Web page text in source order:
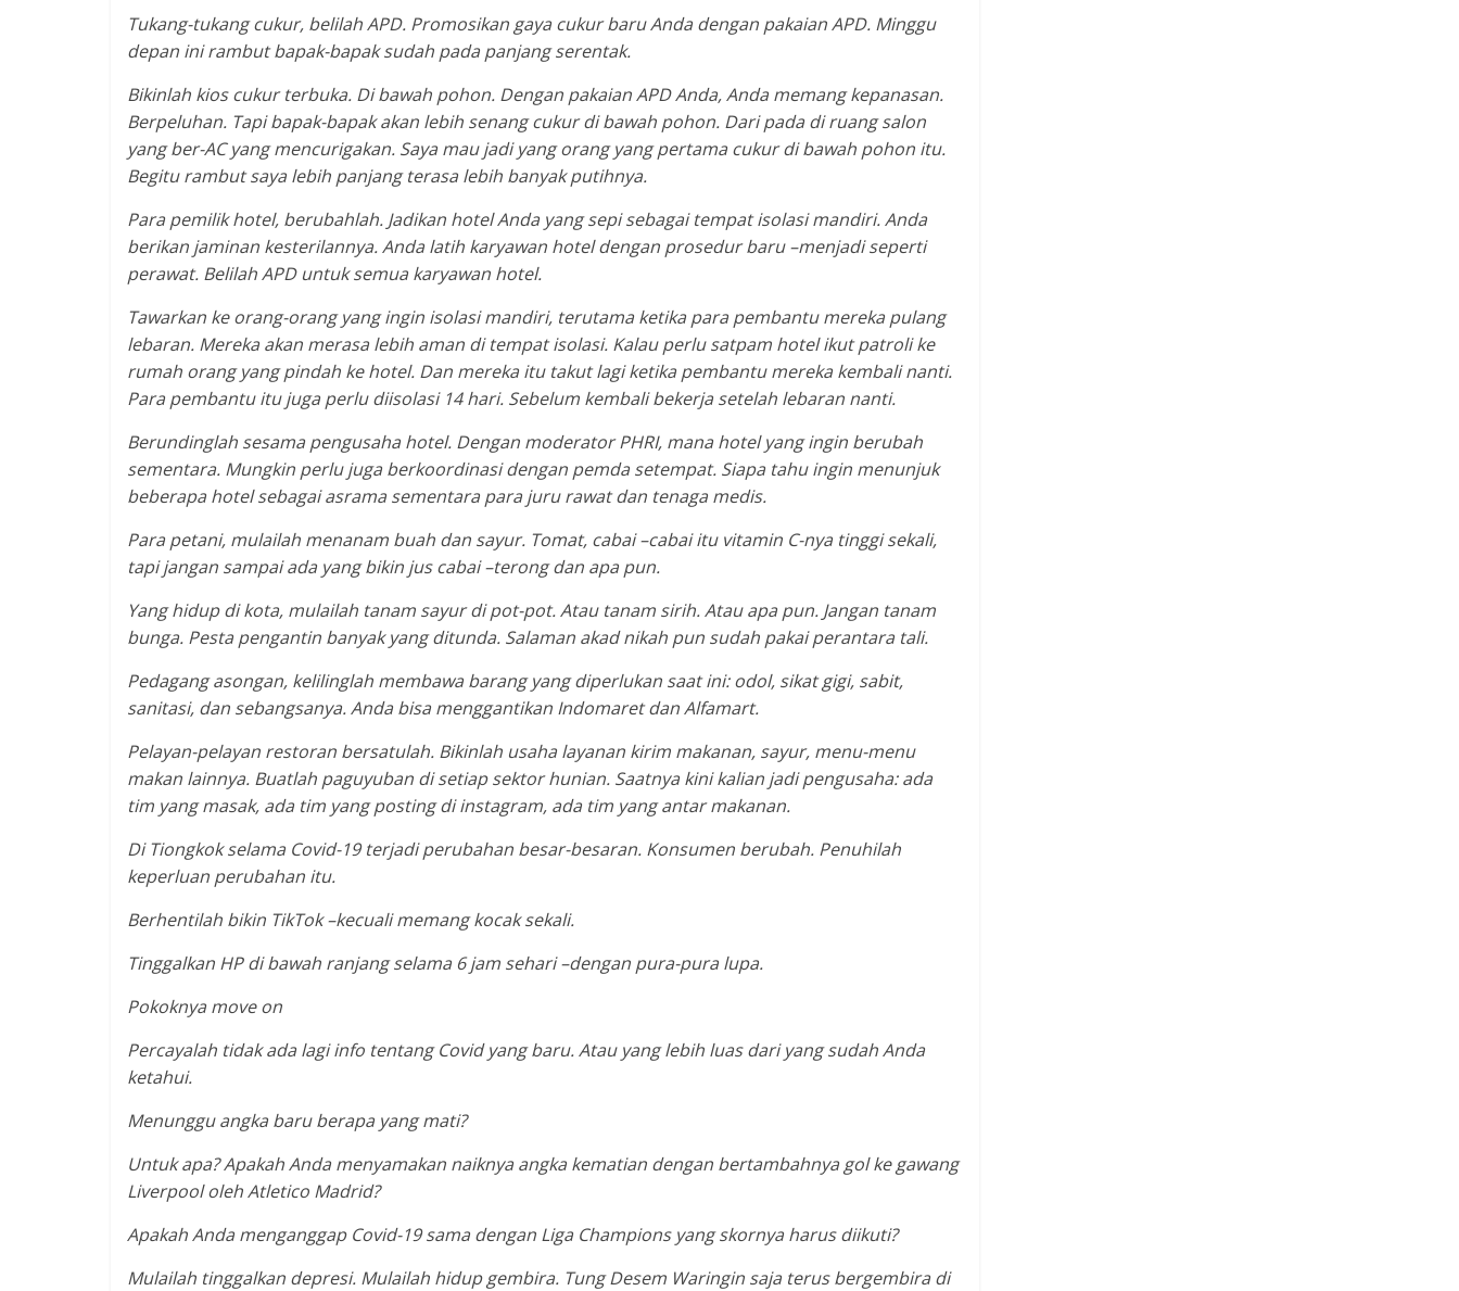
Tukang-tukang cukur, belilah APD. Promosikan gaya cukur baru Anda dengan pakaian APD. Minggu
depan ini rambut bapak-bapak sudah pada panjang serentak.
Bikinlah kios cukur terbuka. Di bawah pohon. Dengan pakaian APD Anda, Anda memang kepanasan.
Berpeluhan. Tapi bapak-bapak akan lebih senang cukur di bawah pohon. Dari pada di ruang salon
yang ber-AC yang mencurigakan. Saya mau jadi yang orang yang pertama cukur di bawah pohon itu.
Begitu rambut saya lebih panjang terasa lebih banyak putihnya.
Para pemilik hotel, berubahlah. Jadikan hotel Anda yang sepi sebagai tempat isolasi mandiri. Anda
berikan jaminan kesterilannya. Anda latih karyawan hotel dengan prosedur baru –menjadi seperti
perawat. Belilah APD untuk semua karyawan hotel.
Tawarkan ke orang-orang yang ingin isolasi mandiri, terutama ketika para pembantu mereka pulang
lebaran. Mereka akan merasa lebih aman di tempat isolasi. Kalau perlu satpam hotel ikut patroli ke
rumah orang yang pindah ke hotel. Dan mereka itu takut lagi ketika pembantu mereka kembali nanti.
Para pembantu itu juga perlu diisolasi 14 hari. Sebelum kembali bekerja setelah lebaran nanti.
Berundinglah sesama pengusaha hotel. Dengan moderator PHRI, mana hotel yang ingin berubah
sementara. Mungkin perlu juga berkoordinasi dengan pemda setempat. Siapa tahu ingin menunjuk
beberapa hotel sebagai asrama sementara para juru rawat dan tenaga medis.
Para petani, mulailah menanam buah dan sayur. Tomat, cabai –cabai itu vitamin C-nya tinggi sekali,
tapi jangan sampai ada yang bikin jus cabai –terong dan apa pun.
Yang hidup di kota, mulailah tanam sayur di pot-pot. Atau tanam sirih. Atau apa pun. Jangan tanam
bunga. Pesta pengantin banyak yang ditunda. Salaman akad nikah pun sudah pakai perantara tali.
Pedagang asongan, kelilinglah membawa barang yang diperlukan saat ini: odol, sikat gigi, sabit,
sanitasi, dan sebangsanya. Anda bisa menggantikan Indomaret dan Alfamart.
Pelayan-pelayan restoran bersatulah. Bikinlah usaha layanan kirim makanan, sayur, menu-menu
makan lainnya. Buatlah paguyuban di setiap sektor hunian. Saatnya kini kalian jadi pengusaha: ada
tim yang masak, ada tim yang posting di instagram, ada tim yang antar makanan.
Di Tiongkok selama Covid-19 terjadi perubahan besar-besaran. Konsumen berubah. Penuhilah
keperluan perubahan itu.
Berhentilah bikin TikTok –kecuali memang kocak sekali.
Tinggalkan HP di bawah ranjang selama 6 jam sehari –dengan pura-pura lupa.
Pokoknya move on
Percayalah tidak ada lagi info tentang Covid yang baru. Atau yang lebih luas dari yang sudah Anda
ketahui.
Menunggu angka baru berapa yang mati?
Untuk apa? Apakah Anda menyamakan naiknya angka kematian dengan bertambahnya gol ke gawang
Liverpool oleh Atletico Madrid?
Apakah Anda menganggap Covid-19 sama dengan Liga Champions yang skornya harus diikuti?
Mulailah tinggalkan depresi. Mulailah hidup gembira. Tung Desem Waringin saja terus bergembira di